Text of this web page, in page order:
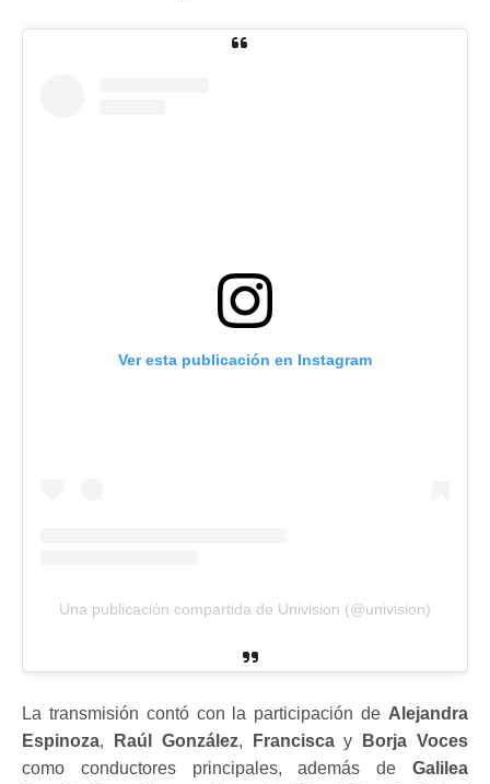
Ver esta publicación en Instagram
Una publicación compartida de Univision (@univision)
La transmisión contó con la participación de Alejandra
Espinoza, Raúl González, Franciscay
Borja Voces
como conductores principales, además de Galilea